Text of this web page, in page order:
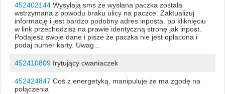
452402144Wysyłają sms że wysłana paczka została
wstrzymana z powodu braku ulicy na paczce. Zaktualizuj
informację i jest bardzo podobny adres inposta. po kliknięciu
w link przechodzisz na prawie identyczną stronę jak inpost.
Podajesz swoje dane i pisze że paczka nie jest opłacona i
podaj numer karty. Uwag...
452410809Irytujący cwaniaczek
452424847 Coś z energetyką, manipuluje że ma zgodę na
połączenia